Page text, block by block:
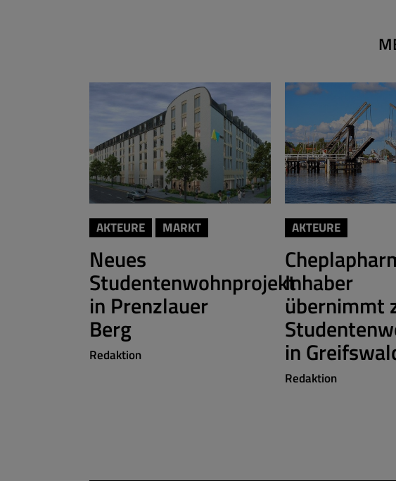
AKTEURE MARKT
Neues
Studentenwohnprojekt
in Prenzlauer
Berg
Redaktion
AKTEURE
Inhaber
übernimmt
in
Redaktion